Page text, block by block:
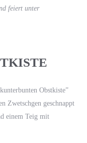
feiert unter
Obstkiste”
Zwetschgen geschnappt
einem Teig mit